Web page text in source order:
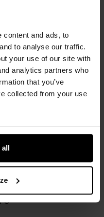
content and ads, to
to analyse our traffic.
your use of our site with
analytics partners who
that you’ve
collected from your use
all